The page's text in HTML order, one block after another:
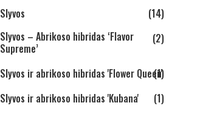
Slyvos
(14)
Slyvos – Abrikoso hibridas ‘Flavor
Supreme’
(2)
Slyvos ir abrikoso hibridas 'Flower Queen'
(1)
Slyvos ir abrikoso hibridas 'Kubana'
(1)